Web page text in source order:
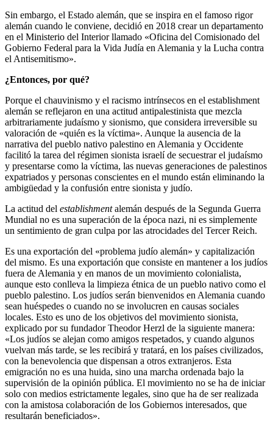
Sin embargo, el Estado alemán, que se inspira en el famoso rigor
alemán cuando le conviene, decidió en 2018 crear un departamento
en el Ministerio del Interior llamado «Oficina del Comisionado del
Gobierno Federal para la Vida Judía en Alemania y la Lucha contra
el Antisemitismo».
¿Entonces, por qué?
Porque el chauvinismo y el racismo intrínsecos en el establishment
alemán se reflejaron en una actitud antipalestinista que mezcla
arbitrariamente judaísmo y sionismo, que considera irreversible su
valoración de «quién es la víctima». Aunque la ausencia de la
narrativa del pueblo nativo palestino en Alemania y Occidente
facilitó la tarea del régimen sionista israelí de secuestrar el judaísmo
y presentarse como la víctima, las nuevas generaciones de palestinos
expatriados y personas conscientes en el mundo están eliminando la
ambigüedad y la confusión entre sionista y judío.
La actitud del establishmentalemán después de la Segunda Guerra
Mundial no es una superación de la época nazi, ni es simplemente
un sentimiento de gran culpa por las atrocidades del Tercer Reich.
Es una exportación del «problema judío alemán» y capitalización
del mismo. Es una exportación que consiste en mantener a los judíos
fuera de Alemania y en manos de un movimiento colonialista,
aunque esto conlleva la limpieza étnica de un pueblo nativo como el
pueblo palestino. Los judíos serán bienvenidos en Alemania cuando
sean huéspedes o cuando no se involucren en causas sociales
locales. Esto es uno de los objetivos del movimiento sionista,
explicado por su fundador Theodor Herzl de la siguiente manera:
«Los judíos se alejan como amigos respetados, y cuando algunos
vuelvan más tarde, se les recibirá y tratará, en los países civilizados,
con la benevolencia que dispensan a otros extranjeros. Esta
emigración no es una huida, sino una marcha ordenada bajo la
supervisión de la opinión pública. El movimiento no se ha de iniciar
solo con medios estrictamente legales, sino que ha de ser realizada
con la amistosa colaboración de los Gobiernos interesados, que
resultarán beneficiados».